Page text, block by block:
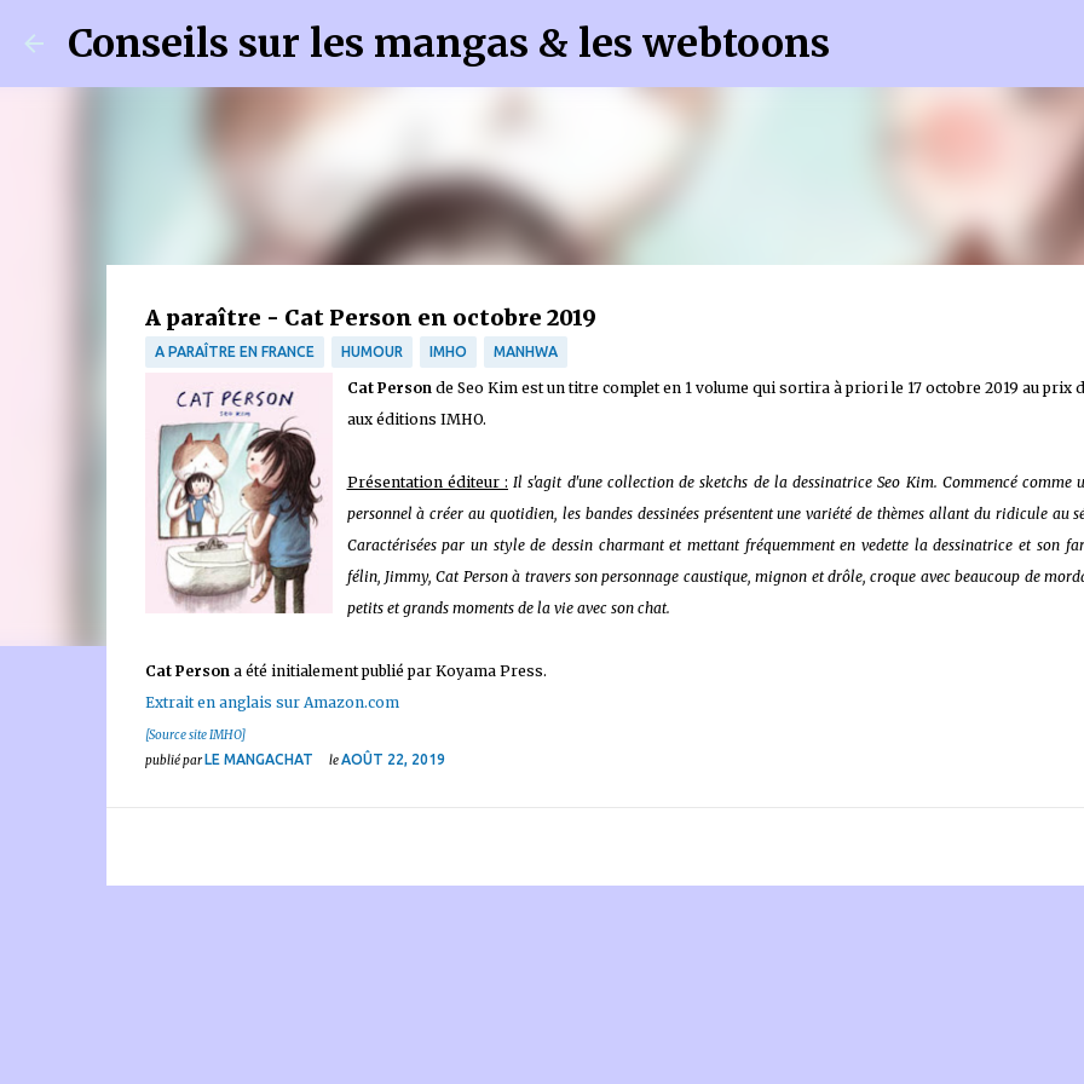
Accéder au contenu principal
Conseils sur les mangas & les webtoons
🐈‍⬛ En tant que Partenaire Amazon, je réalise un bénéfice sur les achats remplissant les conditions requises quand vous achetez sur
A paraître - Cat Person en octobre 2019
A PARAÎTRE EN FRANCE HUMOUR IMHO MANHWA
Cat Personde Seo Kim est un titre complet en 1 volume qui sortira à priori le 17 octobre 2019 au prix
aux éditions IMHO.
Présentation éditeur : Il s'agit d'une collection de sketchs de la dessinatrice Seo Kim. Commencé comme
personnel à créer au quotidien, les bandes dessinées présentent une variété de thèmes allant du ridicule au
Caractérisées par un style de dessin charmant et mettant fréquemment en vedette la dessinatrice et son
félin, Jimmy, Cat Person à travers son personnage caustique, mignon et drôle, croque avec beaucoup de
petits et grands moments de la vie avec son chat.
Cat Persona été initialement publié par Koyama Press.
Extrait en anglais sur Amazon.com
[Source site IMHO]
publié parLE MANGACHAT leAOÛT 22, 2019